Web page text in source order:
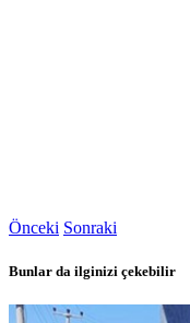
Önceki Sonraki
Bunlar da ilginizi çekebilir